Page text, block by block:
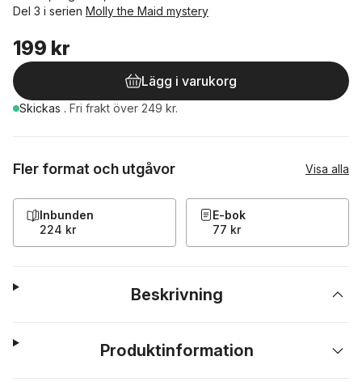
Del 3 i serien Molly the Maid mystery
199 kr
Lägg i varukorg
Skickas . Fri frakt över 249 kr.
Fler format och utgåvor Visa alla
Inbunden
224 kr
E-bok
77 kr
Beskrivning
Produktinformation